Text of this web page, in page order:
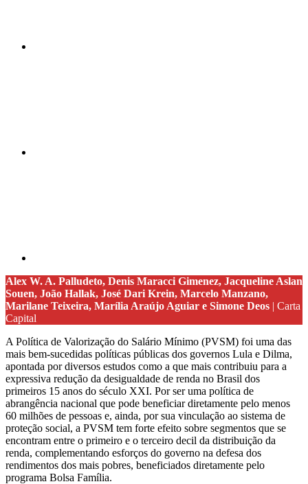
Alex W. A. Palludeto, Denis Maracci Gimenez, Jacqueline Aslan
Souen, João Hallak, José Dari Krein, Marcelo Manzano,
Marilane Teixeira, Marília Araújo Aguiar e Simone Deos | Carta
Capital
A Política de Valorização do Salário Mínimo (PVSM) foi uma das
mais bem-sucedidas políticas públicas dos governos Lula e ­Dilma,
apontada por diversos estudos como a que mais contribuiu para a
expressiva redução da desigualdade de renda no Brasil dos
primeiros 15 anos do século XXI. Por ser uma política de
abrangência nacional que pode beneficiar diretamente pelo menos
60 milhões de ­pessoas e, ainda, por sua vinculação ao sistema de
proteção social, a PVSM tem forte efeito sobre segmentos que se
encontram entre o primeiro e o terceiro decil da distribuição da
renda, complementando esforços do governo na defesa dos
rendimentos dos mais pobres, beneficiados diretamente pelo
programa Bolsa Família.